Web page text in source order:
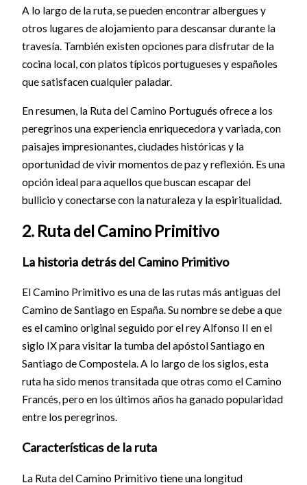
A lo largo de la ruta, se pueden encontrar albergues y
otros lugares de alojamiento para descansar durante la
travesía. También existen opciones para disfrutar de la
cocina local, con platos típicos portugueses y españoles
que satisfacen cualquier paladar.
En resumen, la Ruta del Camino Portugués ofrece a los
peregrinos una experiencia enriquecedora y variada, con
paisajes impresionantes, ciudades históricas y la
oportunidad de vivir momentos de paz y reflexión. Es una
opción ideal para aquellos que buscan escapar del
bullicio y conectarse con la naturaleza y la espiritualidad.
2. Ruta del Camino Primitivo
La historia detrás del Camino Primitivo
El Camino Primitivo es una de las rutas más antiguas del
Camino de Santiago en España. Su nombre se debe a que
es el camino original seguido por el rey Alfonso II en el
siglo IX para visitar la tumba del apóstol Santiago en
Santiago de Compostela. A lo largo de los siglos, esta
ruta ha sido menos transitada que otras como el Camino
Francés, pero en los últimos años ha ganado popularidad
entre los peregrinos.
Características de la ruta
La Ruta del Camino Primitivo tiene una longitud